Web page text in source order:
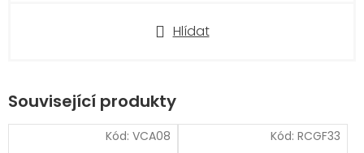
Hlídat
Související produkty
Kód: VCA08 Kód: RCGF33